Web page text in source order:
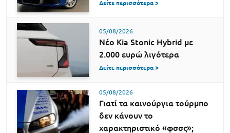
Δείτε περισσότερα >
05/08/2026
Νέο Kia Stonic Hybrid με
2.000 ευρώ λιγότερα
Δείτε περισσότερα >
05/08/2026
Γιατί τα καινούργια τούρμπο
δεν κάνουν το
χαρακτηριστικό «φσσς»;